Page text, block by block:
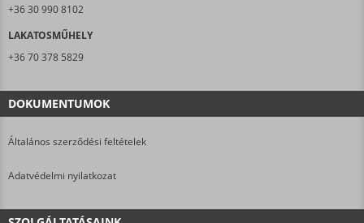
+36 30 990 8102
LAKATOSMŰHELY
+36 70 378 5829
DOKUMENTUMOK
Általános szerződési feltételek
Adatvédelmi nyilatkozat